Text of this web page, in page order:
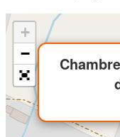
+
−